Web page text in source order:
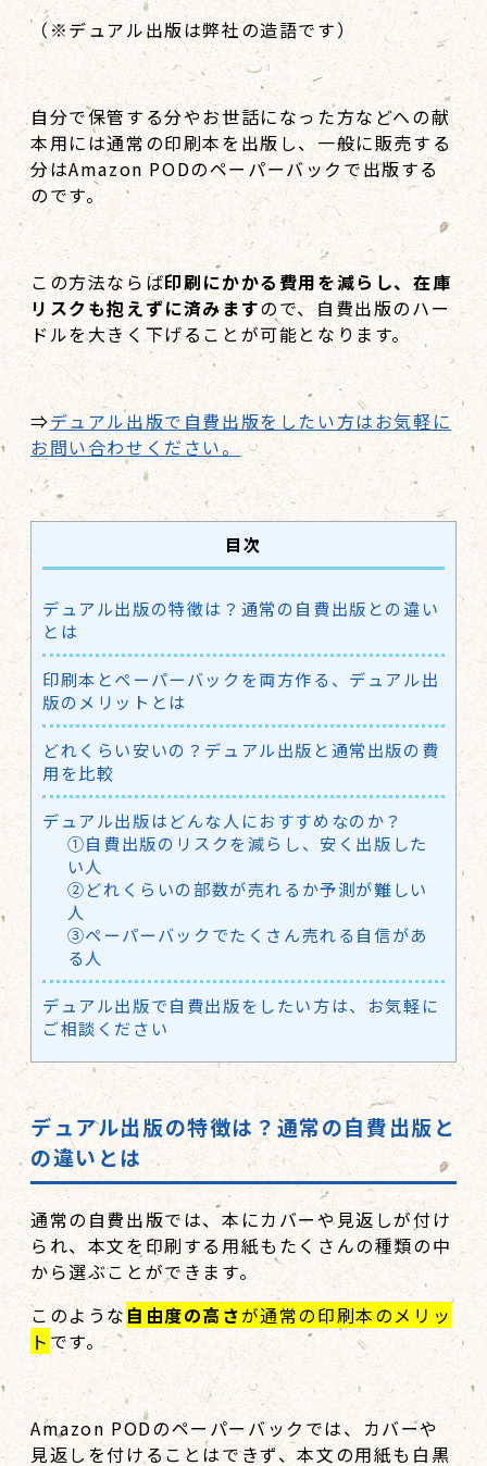
（※デュアル出版は弊社の造語です）
自分で保管する分やお世話になった方などへの献
本用には通常の印刷本を出版し、一般に販売する
分はAmazon PODのペーパーバックで出版する
のです。
この方法ならば印刷にかかる費用を減らし、在庫
リスクも抱えずに済みますので、自費出版のハー
ドルを大きく下げることが可能となります。
⇒デュアル出版で自費出版をしたい方はお気軽に
お問い合わせください。
目次
デュアル出版の特徴は？通常の自費出版との違い
とは
印刷本とペーパーバックを両方作る、デュアル出
版のメリットとは
どれくらい安いの？デュアル出版と通常出版の費
用を比較
デュアル出版はどんな人におすすめなのか？
①自費出版のリスクを減らし、安く出版した
い人
②どれくらいの部数が売れるか予測が難しい
人
③ペーパーバックでたくさん売れる自信があ
る人
デュアル出版で自費出版をしたい方は、お気軽に
ご相談ください
デュアル出版の特徴は？通常の自費出版と
の違いとは
通常の自費出版では、本にカバーや見返しが付け
られ、本文を印刷する用紙もたくさんの種類の中
から選ぶことができます。
このような自由度の高さが通常の印刷本のメリッ
ト です。
Amazon PODのペーパーバックでは、カバーや
見返しを付けることはできず、本文の用紙も白黒